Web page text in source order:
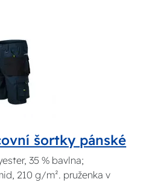
šortky pánské
35 % bavlna;
210 g/m². pruženka v